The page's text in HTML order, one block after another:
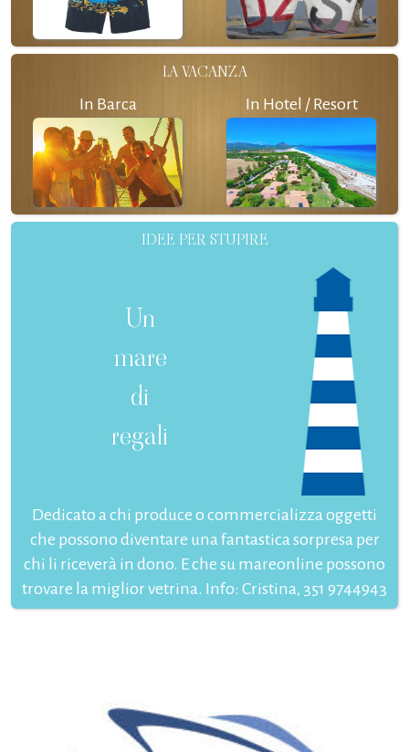
LA VACANZA
In Barca In Hotel / Resort
IDEE PER STUPIRE
Un
mare
di
regali
Dedicato a chi produce o commercializza oggetti
che possono diventare una fantastica sorpresa per
chi li riceverà in dono. E che su mareonline possono
trovare la miglior vetrina. Info: Cristina, 351 9744943